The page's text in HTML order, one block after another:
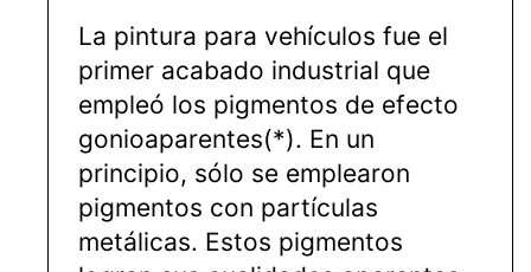
La pintura para vehículos fue el
primer acabado industrial que
empleó los pigmentos de efecto
gonioaparentes(*). En un
principio, sólo se emplearon
pigmentos con partículas
metálicas. Estos pigmentos